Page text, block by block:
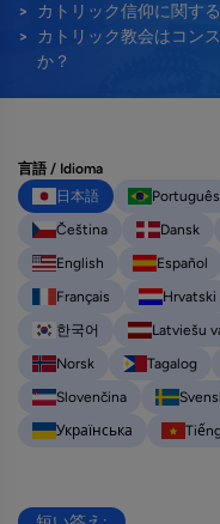
カトリック信仰に関す
カトリック教会はコン
か？
言語 / Idioma
日本語
Português
Čeština
Dansk
English
Español
Français
Hrvatski
한국어
Latviešu
Norsk
Tagalog
Slovenčina
Українська